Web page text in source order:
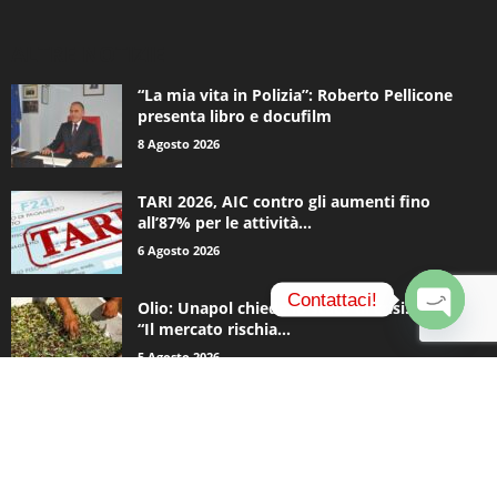
“La mia vita in Polizia”: Roberto Pellicone
presenta libro e docufilm
8 Agosto 2026
TARI 2026, AIC contro gli aumenti fino
all’87% per le attività...
6 Agosto 2026
Olio: Unapol chiede lo stato di crisi. Loiodice:
“Il mercato rischia...
5 Agosto 2026
Contattaci!
O